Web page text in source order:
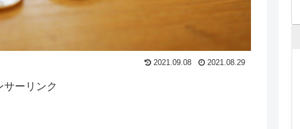
2021.09.08 2021.08.29
サーリンク